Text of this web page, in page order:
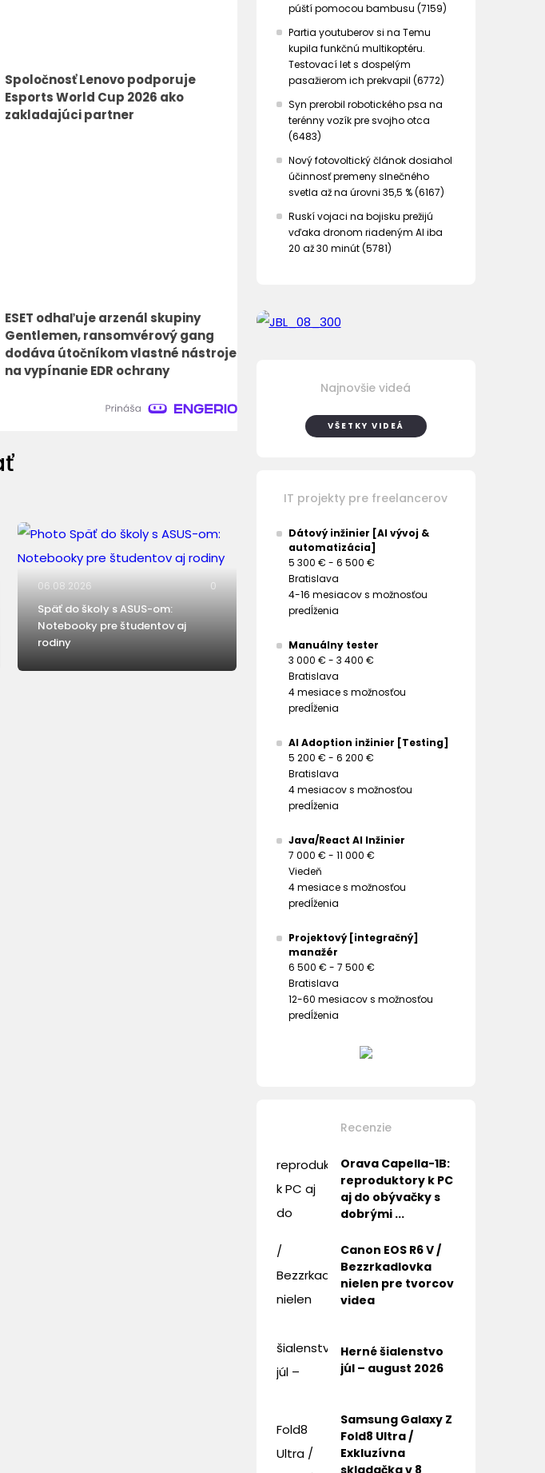
Spoločnosť Lenovo podporuje
Esports World Cup 2026 ako
zakladajúci partner
ESET odhaľuje arzenál skupiny
Gentlemen, ransomvérový gang
dodáva útočníkom vlastné nástroje
na vypínanie EDR ochrany
06.08.2026 0
Späť do školy s ASUS-om:
Notebooky pre študentov aj
rodiny
púští pomocou bambusu (7159)
Partia youtuberov si na Temu
kupila funkčnú multikoptéru.
Testovací let s dospelým
pasažierom ich prekvapil (6772)
Syn prerobil robotického psa na
terénny vozík pre svojho otca
(6483)
Nový fotovoltický článok dosiahol
účinnosť premeny slnečného
svetla až na úrovni 35,5 % (6167)
Ruskí vojaci na bojisku prežijú
vďaka dronom riadeným AI iba
20 až 30 minút (5781)
Najnovšie videá
VŠETKY VIDEÁ
IT projekty pre freelancerov
Dátový inžinier [AI vývoj &
automatizácia]
5 300 € - 6 500 €
Bratislava
4-16 mesiacov s možnosťou
predĺženia
Manuálny tester
3 000 € - 3 400 €
Bratislava
4 mesiace s možnosťou
predĺženia
AI Adoption inžinier [Testing]
5 200 € - 6 200 €
Bratislava
4 mesiacov s možnosťou
predĺženia
Java/React AI Inžinier
7 000 € - 11 000 €
Viedeň
4 mesiace s možnosťou
predĺženia
Projektový [integračný]
manažér
6 500 € - 7 500 €
Bratislava
12-60 mesiacov s možnosťou
predĺženia
Recenzie
Orava Capella-1B:
reproduktory k PC
aj do obývačky s
dobrými ...
Canon EOS R6 V /
Bezzrkadlovka
nielen pre tvorcov
videa
Herné šialenstvo
júl – august 2026
Samsung Galaxy Z
Fold8 Ultra /
Exkluzívna
skladačka v 8